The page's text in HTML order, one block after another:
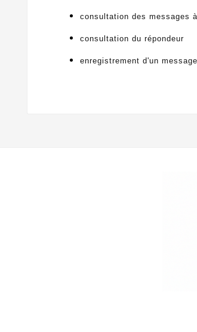
consultation des messages
consultation du répondeur
enregistrement d'un